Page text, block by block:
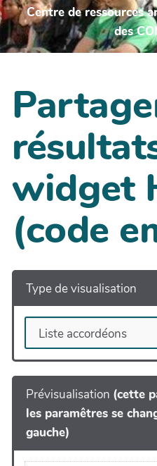
Centre de ressources
des
widget
(code
Type de visualisation
Prévisualisation (cette
les paramêtres se
gauche)